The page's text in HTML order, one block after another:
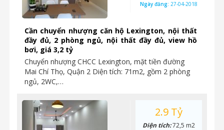
Cần chuyển nhượng căn hộ Lexington, nội thất
đầy đủ, 2 phòng ngủ, nội thất đầy đủ, view hồ
bơi, giá 3,2 tỷ
Chuyển nhượng CHCC Lexington, mặt tiền đường
Mai Chí Thọ, Quận 2 Diện tích: 71m2, gồm 2 phòng
ngủ, 2WC,…
Ngày đăng: 27-04-2018
2.9 Tỷ
Diện tích:72,5 m2